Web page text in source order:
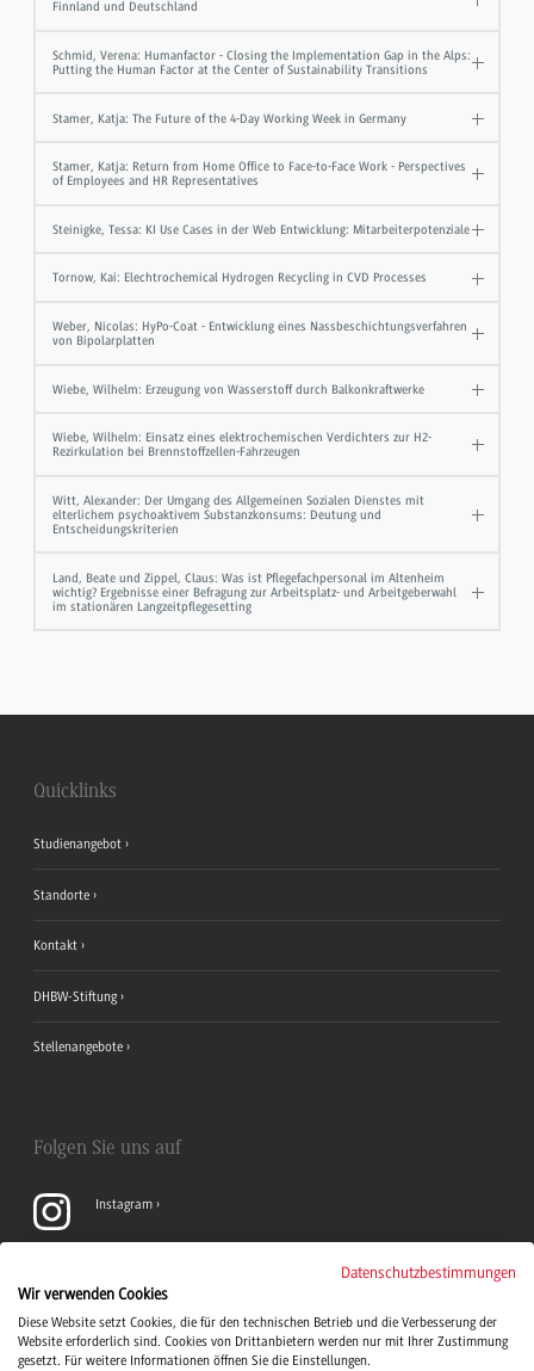
Finnland und Deutschland
Schmid, Verena: Humanfactor - Closing the Implementation Gap in the Alps:
Putting the Human Factor at the Center of Sustainability Transitions
Stamer, Katja: The Future of the 4-Day Working Week in Germany
Stamer, Katja: Return from Home Office to Face-to-Face Work - Perspectives
of Employees and HR Representatives
Steinigke, Tessa: KI Use Cases in der Web Entwicklung: Mitarbeiterpotenziale
Tornow, Kai: Elechtrochemical Hydrogen Recycling in CVD Processes
Weber, Nicolas: HyPo-Coat - Entwicklung eines Nassbeschichtungsverfahren
von Bipolarplatten
Wiebe, Wilhelm: Erzeugung von Wasserstoff durch Balkonkraftwerke
Wiebe, Wilhelm: Einsatz eines elektrochemischen Verdichters zur H2-
Rezirkulation bei Brennstoffzellen-Fahrzeugen
Witt, Alexander: Der Umgang des Allgemeinen Sozialen Dienstes mit
elterlichem psychoaktivem Substanzkonsums: Deutung und
Entscheidungskriterien
Land, Beate und Zippel, Claus: Was ist Pflegefachpersonal im Altenheim
wichtig? Ergebnisse einer Befragung zur Arbeitsplatz- und Arbeitgeberwahl
im stationären Langzeitpflegesetting
Quicklinks
Studienangebot
Standorte
Kontakt
DHBW-Stiftung
Stellenangebote
Folgen Sie uns auf
Instagram
LinkedIn
Datenschutzbestimmungen
Wir verwenden Cookies
Diese Website setzt Cookies, die für den technischen Betrieb und die Verbesserung der
Website erforderlich sind. Cookies von Drittanbietern werden nur mit Ihrer Zustimmung
gesetzt. Für weitere Informationen öffnen Sie die Einstellungen.